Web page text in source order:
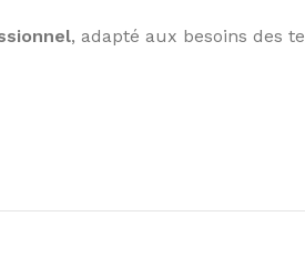
, adapté aux besoins des